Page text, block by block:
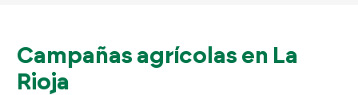
Campañas agrícolas en La
Rioja